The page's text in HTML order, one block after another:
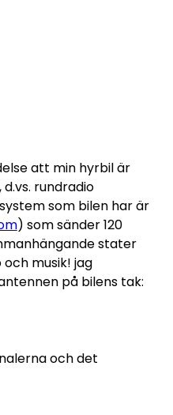
att min hyrbil är
rundradio
som bilen har är
) som sänder 120
stater
musik! jag
på bilens tak:
och det